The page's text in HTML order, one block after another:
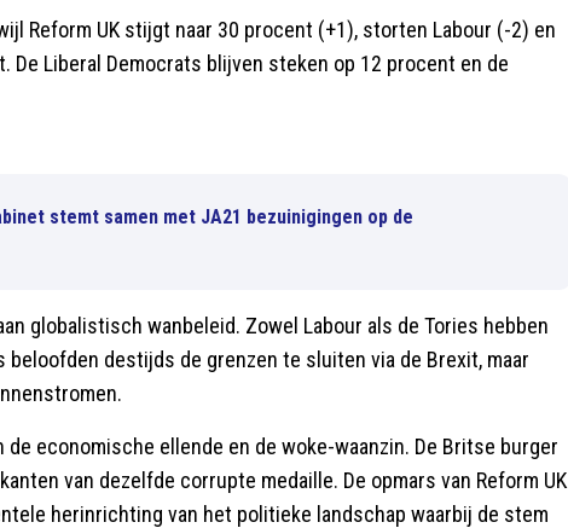
Reform UK stijgt naar 30 procent (+1), storten Labour (-2) en
Liberal Democrats blijven steken op 12 procent en de
stemt samen met JA21 bezuinigingen op de
globalistisch wanbeleid. Zowel Labour als de Tories hebben
destijds de grenzen te sluiten via de Brexit, maar
economische ellende en de woke-waanzin. De Britse burger
van dezelfde corrupte medaille. De opmars van Reform UK
herinrichting van het politieke landschap waarbij de stem